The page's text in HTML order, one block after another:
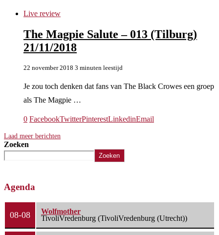
Live review
The Magpie Salute – 013 (Tilburg)
21/11/2018
22 november 2018 3 minuten leestijd
Je zou toch denken dat fans van The Black Crowes een groep
als The Magpie …
0 FacebookTwitterPinterestLinkedinEmail
Laad meer berichten
Zoeken
Zoeken
Agenda
08-08
Wolfmother
TivoliVredenburg (TivoliVredenburg (Utrecht))